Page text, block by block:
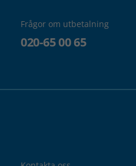
Frågor om utbetalning
020-65 00 65